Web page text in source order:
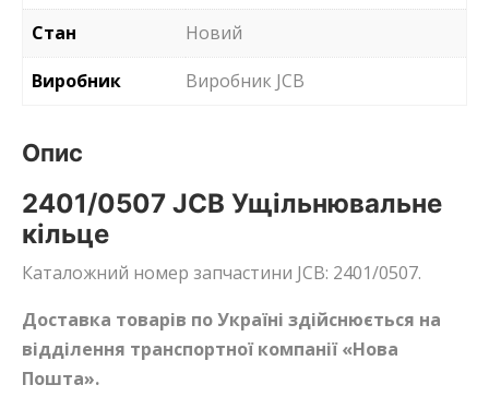
Стан
Новий
Виробник
Виробник JCB
Опис
2401/0507 JCB Ущільнювальне
кільце
Каталожний номер запчастини JCB: 2401/0507.
Доставка товарів по Україні здійснюється на
відділення транспортної компанії «Нова
Пошта».